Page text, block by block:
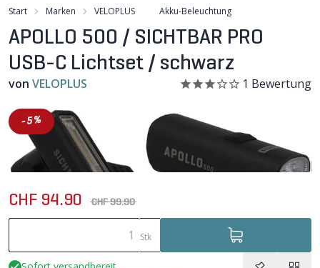
Start Marken VELOPLUS Akku-Beleuchtung
APOLLO 500 / SICHTBAR PRO
USB-C Lichtset / schwarz
von VELOPLUS 1 Bewertung
-5%
CHF 94.90 CHF 99.90
Stk